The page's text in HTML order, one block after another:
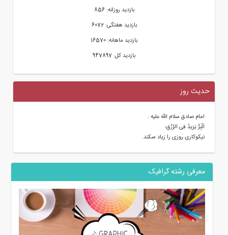
بازدید روزانه: 856
بازدید هفتگی: 6072
بازدید ماهانه: 16570
بازدید کل: 947897
حدیث روز
امام صادق سلام الله علیه :
اَلْبِرُّ یَزیدُ فِى الرِّزْقِ؛
نیکوکارى روزى را زیاد مى‏کند.
معرفی رشته گرافیک